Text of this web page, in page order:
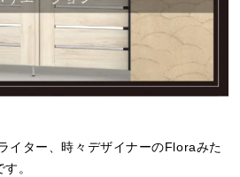
イター、時々デザイナーのFloraみた
。